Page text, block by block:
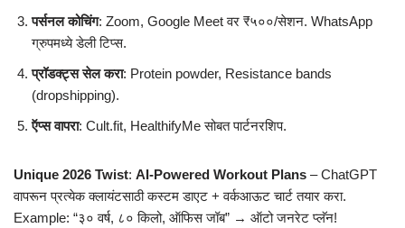
पर्सनल कोचिंग: Zoom, Google Meet वर ₹५००/सेशन. WhatsApp
ग्रुपमध्ये डेली टिप्स.
प्रॉडक्ट्स सेल करा: Protein powder, Resistance bands
(dropshipping).
ऍप्स वापरा: Cult.fit, HealthifyMe सोबत पार्टनरशिप.
Unique 2026 Twist: AI-Powered Workout Plans – ChatGPT
वापरून प्रत्येक क्लायंटसाठी कस्टम डाएट + वर्कआऊट चार्ट तयार करा.
Example: “३० वर्ष, ८० किलो, ऑफिस जॉब” → ऑटो जनरेट प्लॅन!